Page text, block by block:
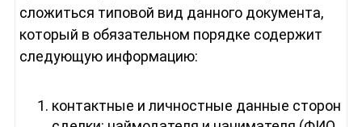
сложиться типовой вид данного документа,
который в обязательном порядке содержит
следующую информацию:
контактные и личностные данные сторон